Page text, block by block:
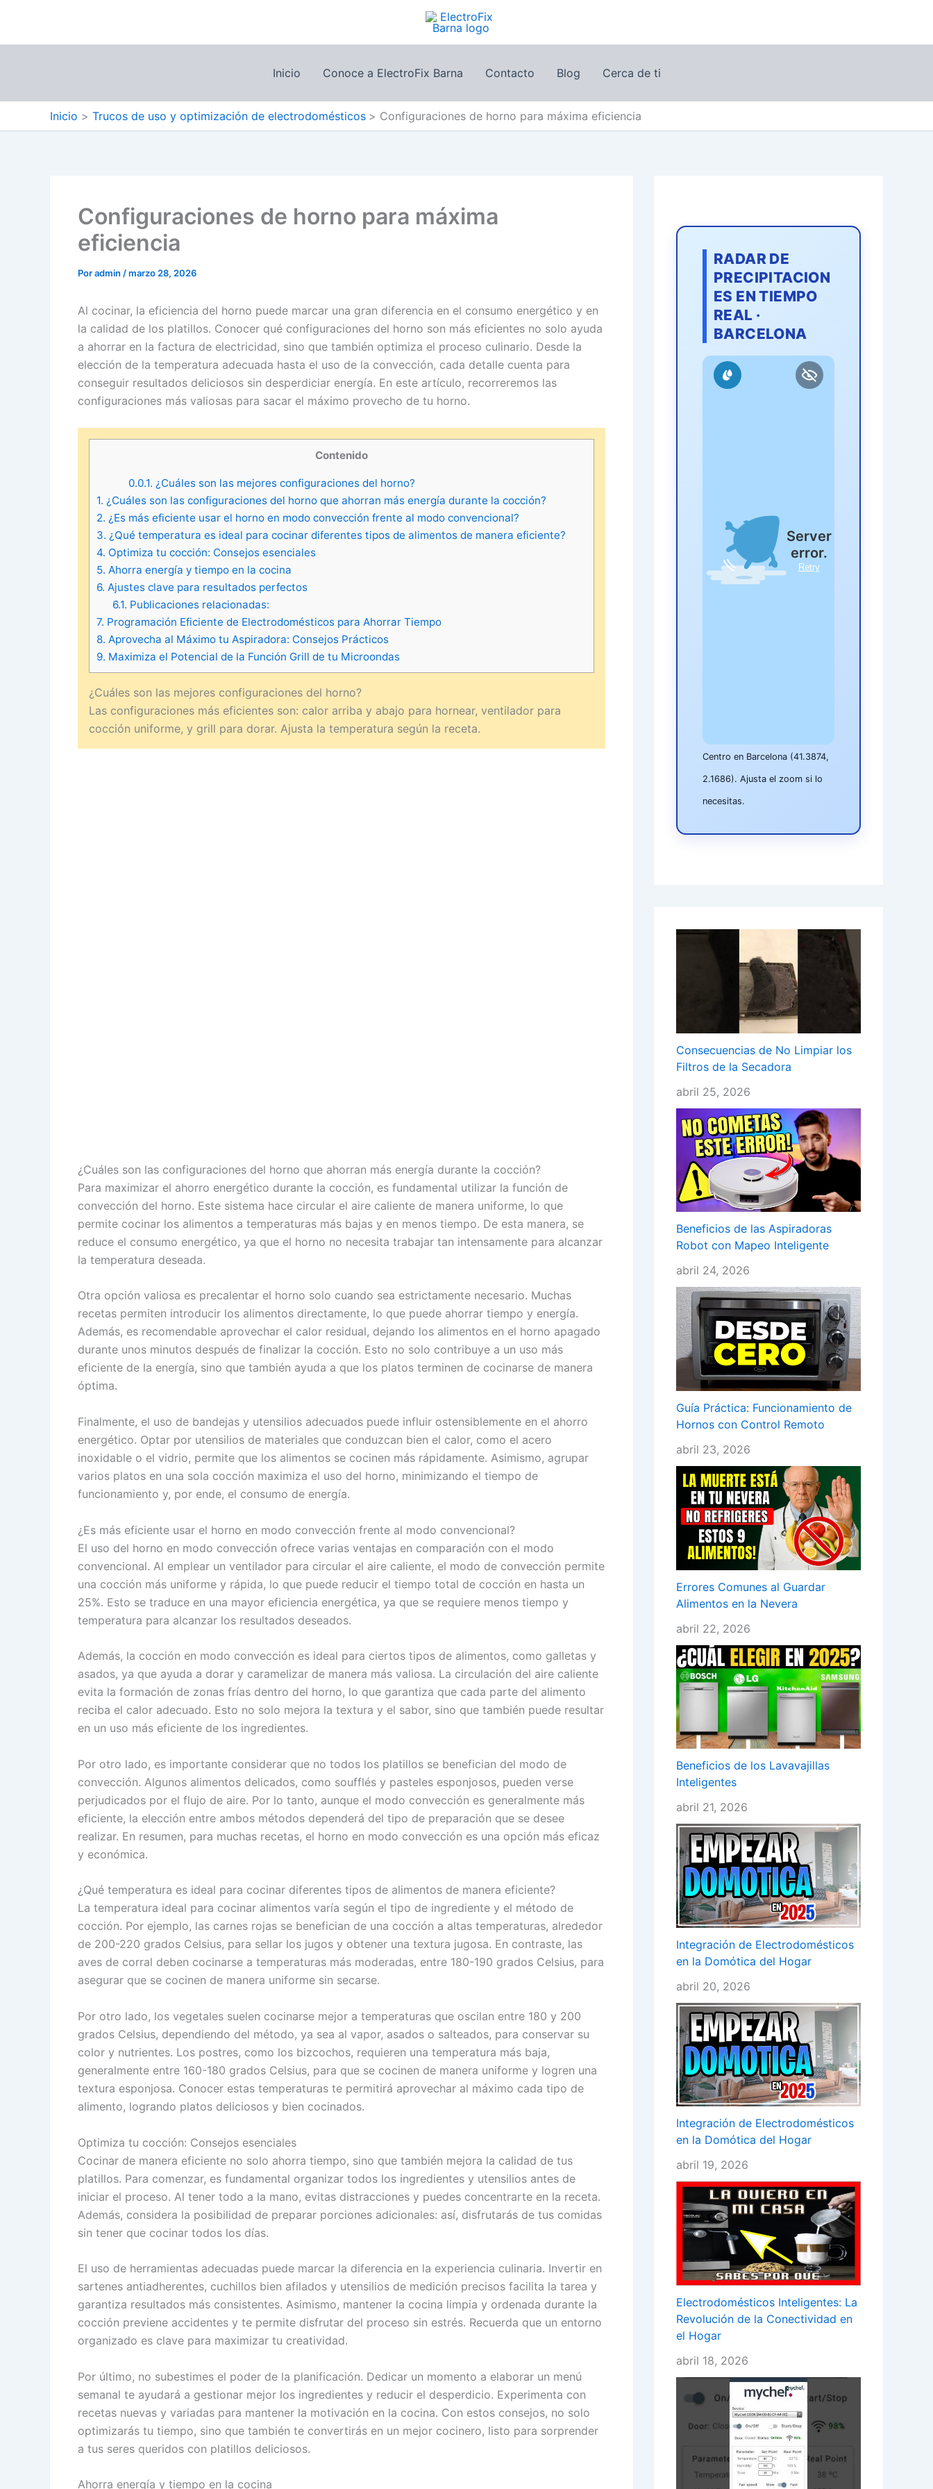
contenido
Inicio Conoce a ElectroFix Barna Contacto Blog Cerca de ti
Inicio Trucos de uso y optimización de electrodomésticos Configuraciones de horno para máxima eficiencia
Configuraciones de horno para máxima
eficiencia
Poradmin /marzo 28, 2026
Al cocinar, la eficiencia del horno puede marcar una gran diferencia en el consumo energético y en
la calidad de los platillos. Conocer qué configuraciones del horno son más eficientes no solo ayuda
a ahorrar en la factura de electricidad, sino que también optimiza el proceso culinario. Desde la
elección de la temperatura adecuada hasta el uso de la convección, cada detalle cuenta para
conseguir resultados deliciosos sin desperdiciar energía. En este artículo, recorreremos las
configuraciones más valiosas para sacar el máximo provecho de tu horno.
Contenido
0.0.1. ¿Cuáles son las mejores configuraciones del horno?
1. ¿Cuáles son las configuraciones del horno que ahorran más energía durante la cocción?
2. ¿Es más eficiente usar el horno en modo convección frente al modo convencional?
3. ¿Qué temperatura es ideal para cocinar diferentes tipos de alimentos de manera eficiente?
4. Optimiza tu cocción: Consejos esenciales
5. Ahorra energía y tiempo en la cocina
6. Ajustes clave para resultados perfectos
6.1. Publicaciones relacionadas:
7. Programación Eficiente de Electrodomésticos para Ahorrar Tiempo
8. Aprovecha al Máximo tu Aspiradora: Consejos Prácticos
9. Maximiza el Potencial de la Función Grill de tu Microondas
¿Cuáles son las mejores configuraciones del horno?
Las configuraciones más eficientes son: calor arriba y abajo para hornear, ventilador para
cocción uniforme, y grill para dorar. Ajusta la temperatura según la receta.
¿Cuáles son las configuraciones del horno que ahorran más energía durante la cocción?
Para maximizar el ahorro energético durante la cocción, es fundamental utilizar la función de
convección del horno. Este sistema hace circular el aire caliente de manera uniforme, lo que
permite cocinar los alimentos a temperaturas más bajas y en menos tiempo. De esta manera, se
reduce el consumo energético, ya que el horno no necesita trabajar tan intensamente para alcanzar
la temperatura deseada.
Otra opción valiosa es precalentar el horno solo cuando sea estrictamente necesario. Muchas
recetas permiten introducir los alimentos directamente, lo que puede ahorrar tiempo y energía.
Además, es recomendable aprovechar el calor residual, dejando los alimentos en el horno apagado
durante unos minutos después de finalizar la cocción. Esto no solo contribuye a un uso más
eficiente de la energía, sino que también ayuda a que los platos terminen de cocinarse de manera
óptima.
Finalmente, el uso de bandejas y utensilios adecuados puede influir ostensiblemente en el ahorro
energético. Optar por utensilios de materiales que conduzcan bien el calor, como el acero
inoxidable o el vidrio, permite que los alimentos se cocinen más rápidamente. Asimismo, agrupar
varios platos en una sola cocción maximiza el uso del horno, minimizando el tiempo de
funcionamiento y, por ende, el consumo de energía.
¿Es más eficiente usar el horno en modo convección frente al modo convencional?
El uso del horno en modo convección ofrece varias ventajas en comparación con el modo
convencional. Al emplear un ventilador para circular el aire caliente, el modo de convección permite
una cocción más uniforme y rápida, lo que puede reducir el tiempo total de cocción en hasta un
25%. Esto se traduce en una mayor eficiencia energética, ya que se requiere menos tiempo y
temperatura para alcanzar los resultados deseados.
Además, la cocción en modo convección es ideal para ciertos tipos de alimentos, como galletas y
asados, ya que ayuda a dorar y caramelizar de manera más valiosa. La circulación del aire caliente
evita la formación de zonas frías dentro del horno, lo que garantiza que cada parte del alimento
reciba el calor adecuado. Esto no solo mejora la textura y el sabor, sino que también puede resultar
en un uso más eficiente de los ingredientes.
Por otro lado, es importante considerar que no todos los platillos se benefician del modo de
convección. Algunos alimentos delicados, como soufflés y pasteles esponjosos, pueden verse
perjudicados por el flujo de aire. Por lo tanto, aunque el modo convección es generalmente más
eficiente, la elección entre ambos métodos dependerá del tipo de preparación que se desee
realizar. En resumen, para muchas recetas, el horno en modo convección es una opción más eficaz
y económica.
¿Qué temperatura es ideal para cocinar diferentes tipos de alimentos de manera eficiente?
La temperatura ideal para cocinar alimentos varía según el tipo de ingrediente y el método de
cocción. Por ejemplo, las carnes rojas se benefician de una cocción a altas temperaturas, alrededor
de 200-220 grados Celsius, para sellar los jugos y obtener una textura jugosa. En contraste, las
aves de corral deben cocinarse a temperaturas más moderadas, entre 180-190 grados Celsius, para
asegurar que se cocinen de manera uniforme sin secarse.
Por otro lado, los vegetales suelen cocinarse mejor a temperaturas que oscilan entre 180 y 200
grados Celsius, dependiendo del método, ya sea al vapor, asados o salteados, para conservar su
color y nutrientes. Los postres, como los bizcochos, requieren una temperatura más baja,
generalmente entre 160-180 grados Celsius, para que se cocinen de manera uniforme y logren una
textura esponjosa. Conocer estas temperaturas te permitirá aprovechar al máximo cada tipo de
alimento, logrando platos deliciosos y bien cocinados.
Optimiza tu cocción: Consejos esenciales
Cocinar de manera eficiente no solo ahorra tiempo, sino que también mejora la calidad de tus
platillos. Para comenzar, es fundamental organizar todos los ingredientes y utensilios antes de
iniciar el proceso. Al tener todo a la mano, evitas distracciones y puedes concentrarte en la receta.
Además, considera la posibilidad de preparar porciones adicionales: así, disfrutarás de tus comidas
sin tener que cocinar todos los días.
El uso de herramientas adecuadas puede marcar la diferencia en la experiencia culinaria. Invertir en
sartenes antiadherentes, cuchillos bien afilados y utensilios de medición precisos facilita la tarea y
garantiza resultados más consistentes. Asimismo, mantener la cocina limpia y ordenada durante la
cocción previene accidentes y te permite disfrutar del proceso sin estrés. Recuerda que un entorno
organizado es clave para maximizar tu creatividad.
Por último, no subestimes el poder de la planificación. Dedicar un momento a elaborar un menú
semanal te ayudará a gestionar mejor los ingredientes y reducir el desperdicio. Experimenta con
recetas nuevas y variadas para mantener la motivación en la cocina. Con estos consejos, no solo
optimizarás tu tiempo, sino que también te convertirás en un mejor cocinero, listo para sorprender
a tus seres queridos con platillos deliciosos.
Ahorra energía y tiempo en la cocina
RADAR DE
PRECIPITACION
ES EN TIEMPO
REAL ·
BARCELONA
Centro en Barcelona (41.3874,
2.1686). Ajusta el zoom si lo
necesitas.
Consecuencias de No Limpiar los
Filtros de la Secadora
abril 25, 2026
Beneficios de las Aspiradoras
Robot con Mapeo Inteligente
abril 24, 2026
Guía Práctica: Funcionamiento de
Hornos con Control Remoto
abril 23, 2026
Errores Comunes al Guardar
Alimentos en la Nevera
abril 22, 2026
Beneficios de los Lavavajillas
Inteligentes
abril 21, 2026
Integración de Electrodomésticos
en la Domótica del Hogar
abril 20, 2026
Integración de Electrodomésticos
en la Domótica del Hogar
abril 19, 2026
Electrodomésticos Inteligentes: La
Revolución de la Conectividad en
el Hogar
abril 18, 2026